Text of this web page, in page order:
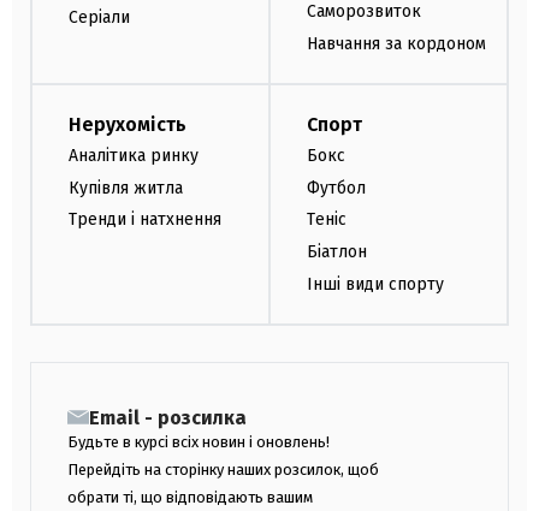
Серіали
Саморозвиток
Навчання за кордоном
Нерухомість
Аналітика ринку
Купівля житла
Тренди і натхнення
Спорт
Бокс
Футбол
Теніс
Біатлон
Інші види спорту
Email - розсилка
Будьте в курсі всіх новин і оновлень!
Перейдіть на сторінку наших розсилок, щоб
обрати ті, що відповідають вашим